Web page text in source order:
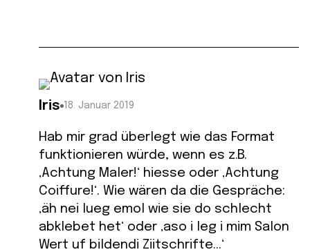
Iris 18. Januar 2019
Hab mir grad überlegt wie das Format
funktionieren würde, wenn es z.B.
‚Achtung Maler!‘ hiesse oder ‚Achtung
Coiffure!‘. Wie wären da die Gespräche:
‚äh nei lueg emol wie sie do schlecht
abklebet het‘ oder ‚aso i leg i mim Salon
Wert uf bildendi Ziitschrifte…‘